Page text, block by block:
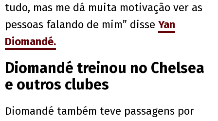
tudo, mas me dá muita motivação ver as
pessoas falando de mim” disse Yan
Diomandé.
Diomandé treinou no Chelsea
e outros clubes
Diomandé também teve passagens por